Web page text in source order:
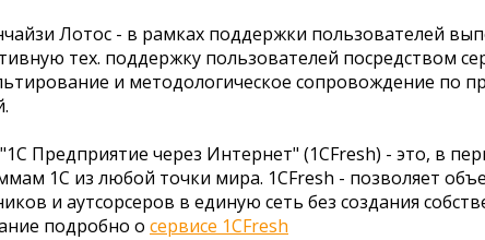
Лотос - в рамках поддержки пользователей
тех. поддержку пользователей посредством
и методологическое сопровождение по
Предприятие через Интернет" (1CFresh) - это, в
1С из любой точки мира. 1CFresh - позволяет
и аутсорсеров в единую сеть без создания
подробно о сервисе 1CFresh